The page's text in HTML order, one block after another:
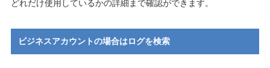
どれだけ使用しているかの詳細まで確認ができます。
ビジネスアカウントの場合はログを検索